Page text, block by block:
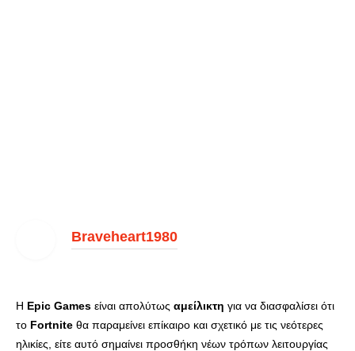
Braveheart1980
Η Epic Games είναι απολύτως αμείλικτη για να διασφαλίσει ότι
το Fortnite θα παραμείνει επίκαιρο και σχετικό με τις νεότερες
ηλικίες, είτε αυτό σημαίνει προσθήκη νέων τρόπων λειτουργίας